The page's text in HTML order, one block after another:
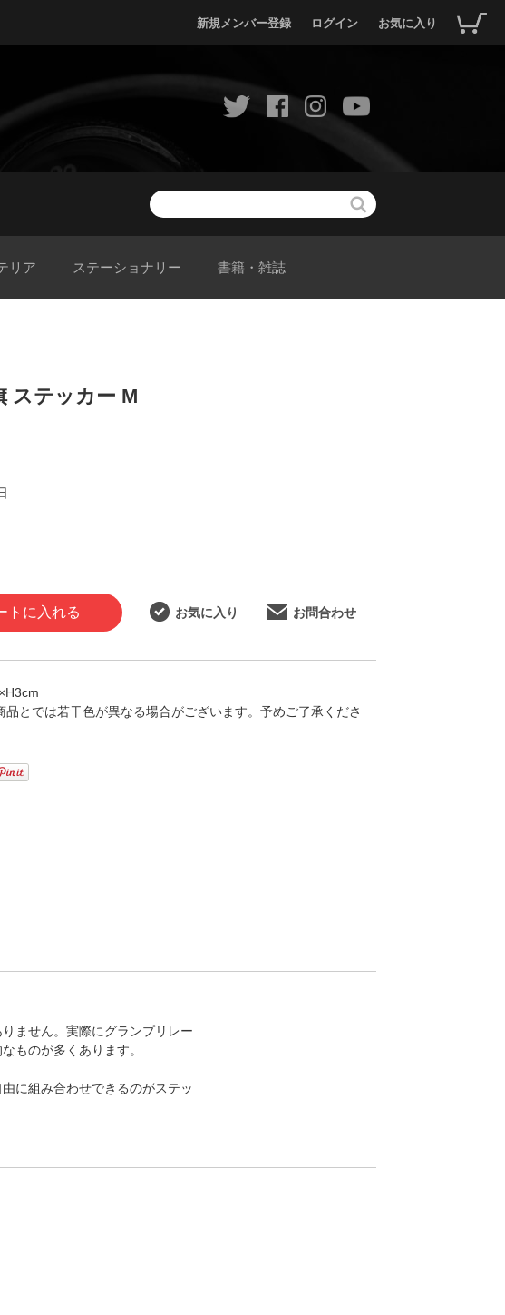
新規メンバー登録 ログイン お気に入り
リア ステーショナリー 書籍・雑誌
ステッカー M
トに入れる お気に入り お問合わせ
とでは若干色が異なる場合がございます。予めご了承くださ
ません。実際にグランプリレー
ものが多くあります。
に組み合わせできるのがステッ